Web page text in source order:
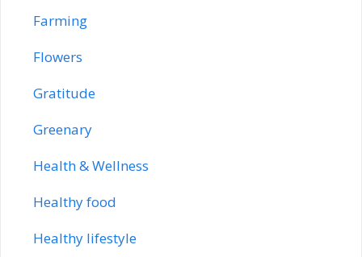
Farming
Flowers
Gratitude
Greenary
Health & Wellness
Healthy food
Healthy lifestyle